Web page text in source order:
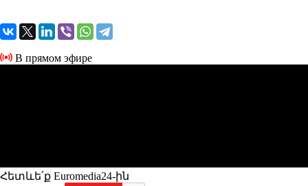
В прямом эфире
Հետևե՛ք Euromedia24-ին